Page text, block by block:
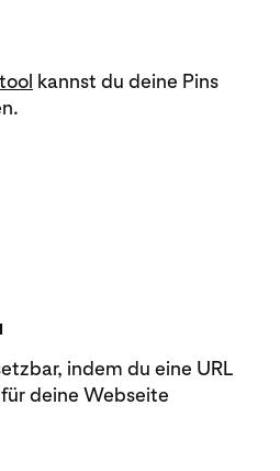
kannst du deine Pins
indem du eine URL
deine Webseite